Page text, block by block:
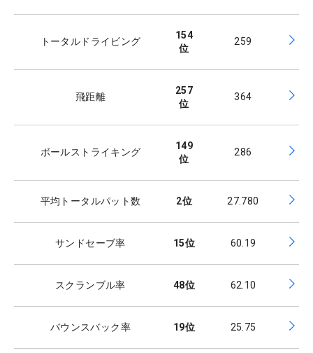
トータルドライビング
154
位
259
飛距離
257
位
364
ボールストライキング
149
位
286
平均トータルパット数 2位 27.780
サンドセーブ率 15位 60.19
スクランブル率 48位 62.10
バウンスバック率 19位 25.75